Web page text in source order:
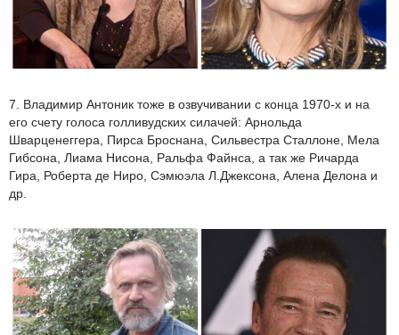
7. Владимир Антоник тоже в озвучивании с конца 1970-х и на
его счету голоса голливудских силачей: Арнольда
Шварценеггера, Пирса Броснана, Сильвестра Сталлоне, Мела
Гибсона, Лиама Нисона, Ральфа Файнса, а так же Ричарда
Гира, Роберта де Ниро, Сэмюэла Л.Джексона, Алена Делона и
др.